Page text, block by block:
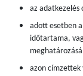
az adatkezelés
adott esetben
időtartama,
azon